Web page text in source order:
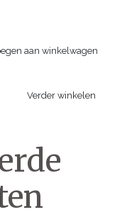
aan winkelwagen
Verder winkelen